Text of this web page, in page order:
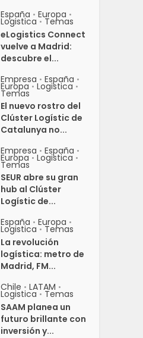
España • Europa •
Logistica • Temas
eLogistics Connect
vuelve a Madrid:
descubre el...
Empresa • España •
Europa • Logistica •
Temas
El nuevo rostro del
Clúster Logístic de
Catalunya no...
Empresa • España •
Europa • Logistica •
Temas
SEUR abre su gran
hub al Clúster
Logístic de...
España • Europa •
Logistica • Temas
La revolución
logística: metro de
Madrid, FM...
Chile • LATAM •
Logistica • Temas
SAAM planea un
futuro brillante con
inversión y...